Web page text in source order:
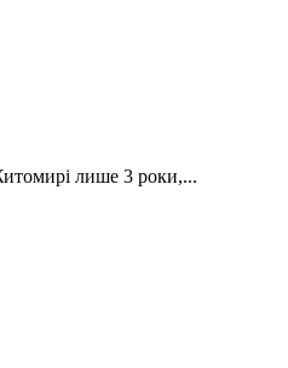
лише 3 роки,...